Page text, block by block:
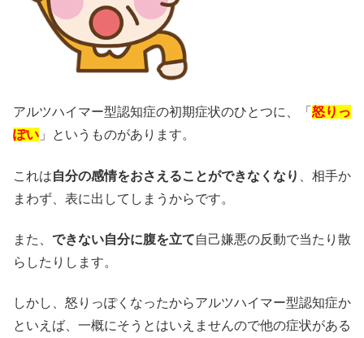
アルツハイマー型認知症の初期症状のひとつに、「 怒りっ
ぽい 」というものがあります。
これは自分の感情をおさえることができなくなり
、相手か
まわず、表に出してしまうからです。
また、 できない自分に腹を立て自己嫌悪の反動で当たり散
らしたりします。
しかし、怒りっぽくなったからアルツハイマー型認知症か
といえば、一概にそうとはいえませんので他の症状がある